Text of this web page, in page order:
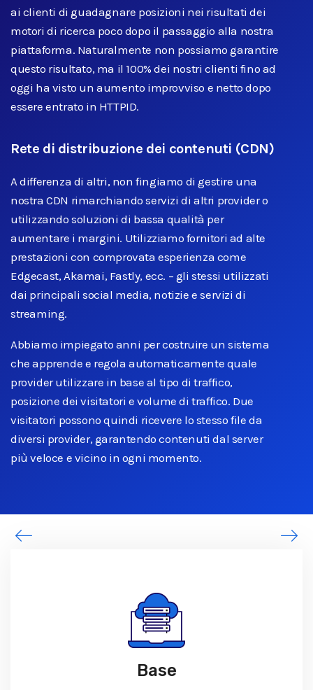
ai clienti di guadagnare posizioni nei risultati dei
motori di ricerca poco dopo il passaggio alla nostra
piattaforma. Naturalmente non possiamo garantire
questo risultato, ma il 100% dei nostri clienti fino ad
oggi ha visto un aumento improvviso e netto dopo
essere entrato in HTTPID.
Rete di distribuzione dei contenuti (CDN)
A differenza di altri, non fingiamo di gestire una
nostra CDN rimarchiando servizi di altri provider o
utilizzando soluzioni di bassa qualità per
aumentare i margini. Utilizziamo fornitori ad alte
prestazioni con comprovata esperienza come
Edgecast, Akamai, Fastly, ecc. – gli stessi utilizzati
dai principali social media, notizie e servizi di
streaming.
Abbiamo impiegato anni per costruire un sistema
che apprende e regola automaticamente quale
provider utilizzare in base al tipo di traffico,
posizione dei visitatori e volume di traffico. Due
visitatori possono quindi ricevere lo stesso file da
diversi provider, garantendo contenuti dal server
più veloce e vicino in ogni momento.
Base